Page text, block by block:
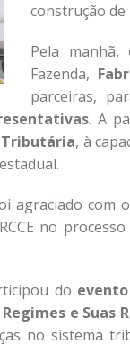
construção de
Pela
Fazenda,
parceiras,
. A
, à
agraciado com o
no
do evento
e Suas
no sistema